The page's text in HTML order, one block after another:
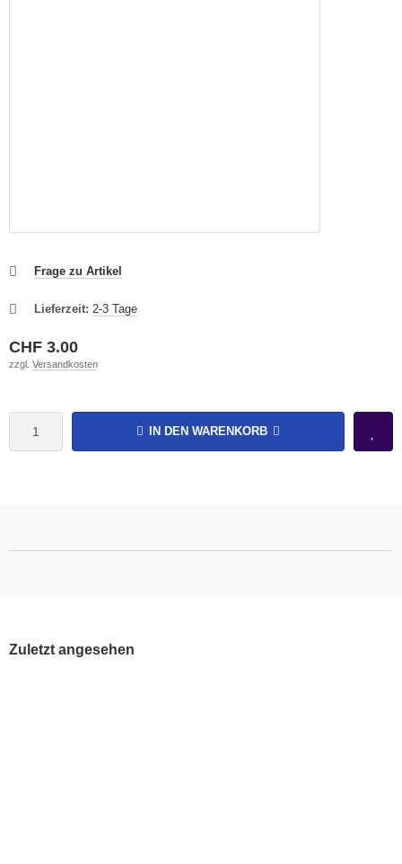
Frage zu Artikel
Lieferzeit: 2-3 Tage
CHF 3.00
zzgl. Versandkosten
IN DEN WARENKORB
Zuletzt angesehen